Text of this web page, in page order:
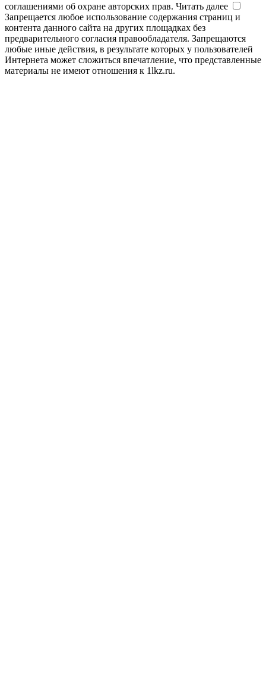
соглашениями об охране авторских прав. Читать далее
Запрещается любое использование содержания страниц и
контента данного сайта на других площадках без
предварительного согласия правообладателя. Запрещаются
любые иные действия, в результате которых у пользователей
Интернета может сложиться впечатление, что представленные
материалы не имеют отношения к 1lkz.ru.